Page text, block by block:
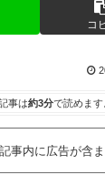
コ
事は約3分で読めます
事内に広告が含ま